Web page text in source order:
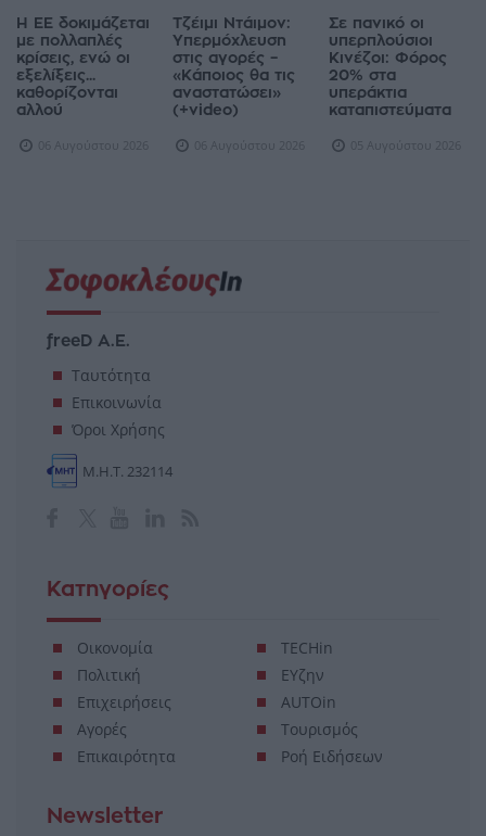
Η ΕΕ δοκιμάζεται
με πολλαπλές
κρίσεις, ενώ οι
εξελίξεις...
καθορίζονται
αλλού
06 Αυγούστου 2026
Τζέιμι Ντάιμον:
Υπερμόχλευση
στις αγορές –
«Κάποιος θα τις
αναστατώσει»
(+video)
06 Αυγούστου 2026
Σε πανικό οι
υπερπλούσιοι
Κινέζοι: Φόρος
20% στα
υπεράκτια
καταπιστεύματα
05 Αυγούστου 2026